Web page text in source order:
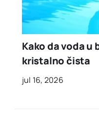
Kako da voda u
kristalno čista
jul 16, 2026